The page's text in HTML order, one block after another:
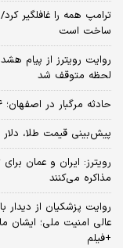
ترامپ همه را غافلگیر
ساخت است
روایت رویترز از پیام
لحظه متوقف شد
حادثه مرگبار در اصفهان؛ ۴ نفر جان باختند
پیش‌بینی قیمت طلا، دلار و سکه
مذاکره می‌کنند
روایت پزشکیان از دیدار
عالی امنیت ملی؛ ایشان
+فیلم